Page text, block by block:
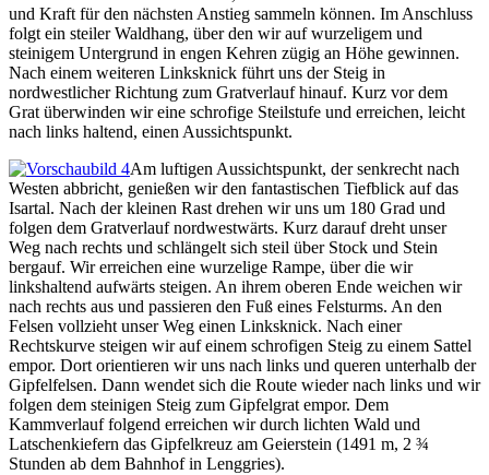
und Kraft für den nächsten Anstieg sammeln können. Im Anschluss
folgt ein steiler Waldhang, über den wir auf wurzeligem und
steinigem Untergrund in engen Kehren zügig an Höhe gewinnen.
Nach einem weiteren Linksknick führt uns der Steig in
nordwestlicher Richtung zum Gratverlauf hinauf. Kurz vor dem
Grat überwinden wir eine schrofige Steilstufe und erreichen, leicht
nach links haltend, einen Aussichtspunkt.
Am luftigen Aussichtspunkt, der senkrecht nach
Westen abbricht, genießen wir den fantastischen Tiefblick auf das
Isartal. Nach der kleinen Rast drehen wir uns um 180 Grad und
folgen dem Gratverlauf nordwestwärts. Kurz darauf dreht unser
Weg nach rechts und schlängelt sich steil über Stock und Stein
bergauf. Wir erreichen eine wurzelige Rampe, über die wir
linkshaltend aufwärts steigen. An ihrem oberen Ende weichen wir
nach rechts aus und passieren den Fuß eines Felsturms. An den
Felsen vollzieht unser Weg einen Linksknick. Nach einer
Rechtskurve steigen wir auf einem schrofigen Steig zu einem Sattel
empor. Dort orientieren wir uns nach links und queren unterhalb der
Gipfelfelsen. Dann wendet sich die Route wieder nach links und wir
folgen dem steinigen Steig zum Gipfelgrat empor. Dem
Kammverlauf folgend erreichen wir durch lichten Wald und
Latschenkiefern das Gipfelkreuz am Geierstein (1491 m, 2 ¾
Stunden ab dem Bahnhof in Lenggries).